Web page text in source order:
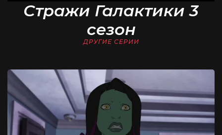
Стражи Галактики 3
сезон
ДРУГИЕ СЕРИИ